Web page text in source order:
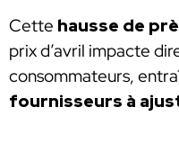
Cette hausse de
prix d’avril impacte
consommateurs,
fournisseurs à